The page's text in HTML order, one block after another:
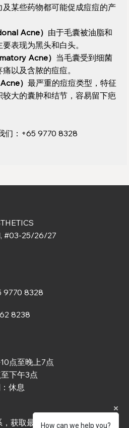
某些药物都可能促成痘痘的产
Acne） 由于毛囊被油脂和
表现为黑头和白头。
Acne） 当毛囊受到细菌
以及含脓的痘痘。
）最严重的痘痘类型，特征
大的囊肿和结节，容易留下疤
们： +65 9770 8328
#03-25/26/27
点至晚上7点
下午3点
休息
9770 8328
8238
获取最新资讯How can we help you?